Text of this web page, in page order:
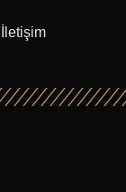
İletişim